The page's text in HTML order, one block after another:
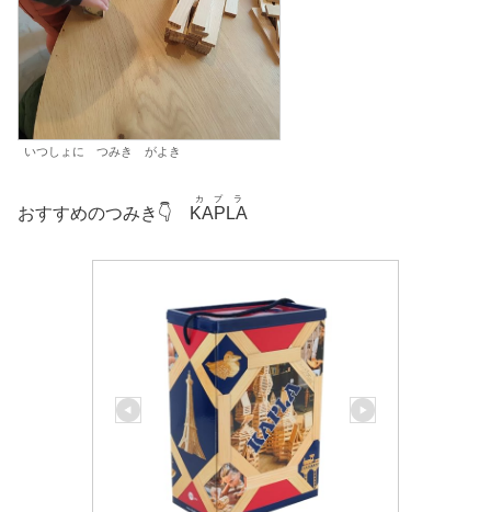
いつしょに つみき がよき
おすすめのつみき👇 KAPLA
カプラ